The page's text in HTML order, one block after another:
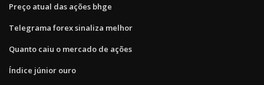
Preço atual das ações bhge
Telegrama forex sinaliza melhor
Quanto caiu o mercado de ações
Índice júnior ouro